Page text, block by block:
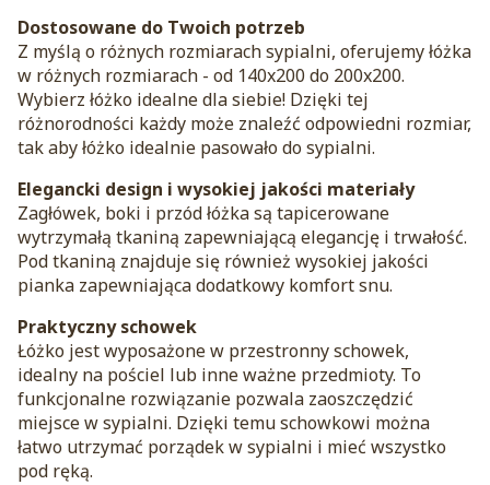
Dostosowane do Twoich potrzeb
Z myślą o różnych rozmiarach sypialni, oferujemy łóżka
w różnych rozmiarach - od 140x200 do 200x200.
Wybierz łóżko idealne dla siebie! Dzięki tej
różnorodności każdy może znaleźć odpowiedni rozmiar,
tak aby łóżko idealnie pasowało do sypialni.
Elegancki design i wysokiej jakości materiały
Zagłówek, boki i przód łóżka są tapicerowane
wytrzymałą tkaniną zapewniającą elegancję i trwałość.
Pod tkaniną znajduje się również wysokiej jakości
pianka zapewniająca dodatkowy komfort snu.
Praktyczny schowek
Łóżko jest wyposażone w przestronny schowek,
idealny na pościel lub inne ważne przedmioty. To
funkcjonalne rozwiązanie pozwala zaoszczędzić
miejsce w sypialni. Dzięki temu schowkowi można
łatwo utrzymać porządek w sypialni i mieć wszystko
pod ręką.